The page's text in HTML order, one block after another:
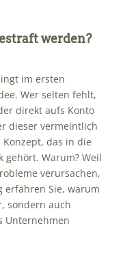
werden?
im ersten
Wer selten fehlt,
direkt aufs Konto
dieser vermeintlich
das in die
gehört. Warum? Weil
verursachen,
erfähren Sie, warum
sondern auch
Unternehmen